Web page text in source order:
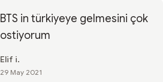
BTS in türkiyeye gelmesini çok
ostiyorum
Elif i.
29 May 2021